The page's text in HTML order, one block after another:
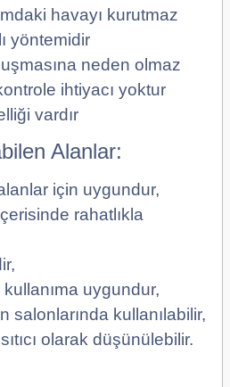
havayı kurutmaz
yöntemidir
neden olmaz
ihtiyacı yoktur
vardır
Alanlar:
için uygundur,
rahatlıkla
uygundur,
salonlarında kullanılabilir,
olarak düşünülebilir.